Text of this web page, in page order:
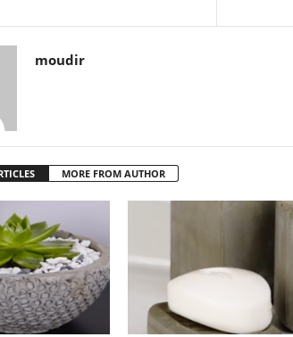
moudir
MORE FROM AUTHOR